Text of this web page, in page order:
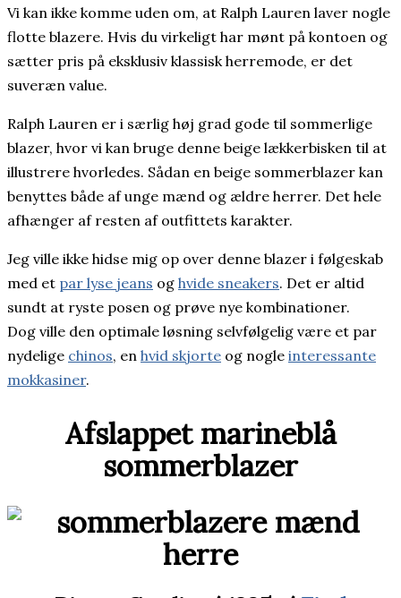
Vi kan ikke komme uden om, at Ralph Lauren laver nogle
flotte blazere. Hvis du virkeligt har mønt på kontoen og
sætter pris på eksklusiv klassisk herremode, er det
suveræn value.
Ralph Lauren er i særlig høj grad gode til sommerlige
blazer, hvor vi kan bruge denne beige lækkerbisken til at
illustrere hvorledes. Sådan en beige sommerblazer kan
benyttes både af unge mænd og ældre herrer. Det hele
afhænger af resten af outfittets karakter.
Jeg ville ikke hidse mig op over denne blazer i følgeskab
med et par lyse jeans og hvide sneakers. Det er altid
sundt at ryste posen og prøve nye kombinationer.
Dog ville den optimale løsning selvfølgelig være et par
nydelige chinos, en hvid skjorte og nogle interessante
mokkasiner.
Afslappet marineblå
sommerblazer